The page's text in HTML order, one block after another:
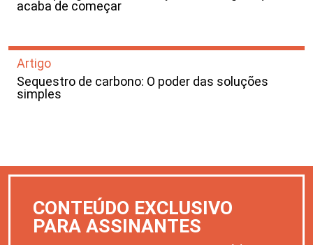
acaba de começar
Artigo
Sequestro de carbono: O poder das soluções
simples
CONTEÚDO EXCLUSIVO
PARA ASSINANTES